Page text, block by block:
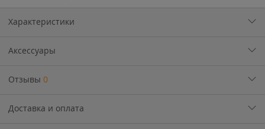
Характеристики
Аксессуары
Отзывы 0
Доставка и оплата